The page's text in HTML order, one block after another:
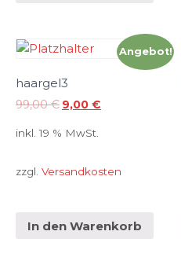
Angebot!
haargel3
99,00€ 9,00 €
inkl. 19 % MwSt.
zzgl. Versandkosten
In den Warenkorb